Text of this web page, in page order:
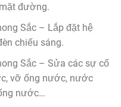
đường.
Sắc – Lắp đặt hệ
chiếu sáng.
Sắc – Sửa các sự cố
vỡ ống nước, nước
nước…